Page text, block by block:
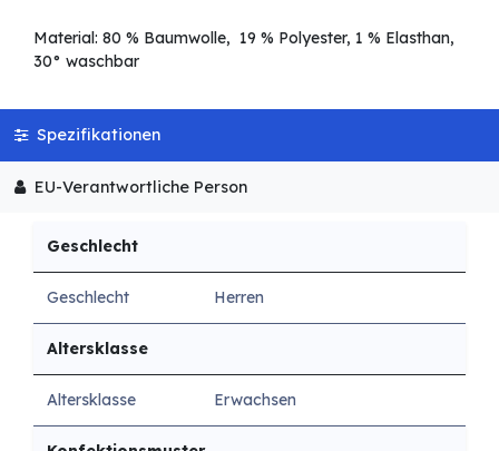
Material: 80 % Baumwolle, 19 % Polyester, 1 % Elasthan,
30° waschbar
Spezifikationen
EU-Verantwortliche Person
Geschlecht
Geschlecht Herren
Altersklasse
Altersklasse Erwachsen